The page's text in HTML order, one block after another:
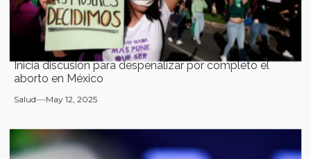
Inicia discusión para despenalizar por completo el
aborto en México
Salud May 12, 2025